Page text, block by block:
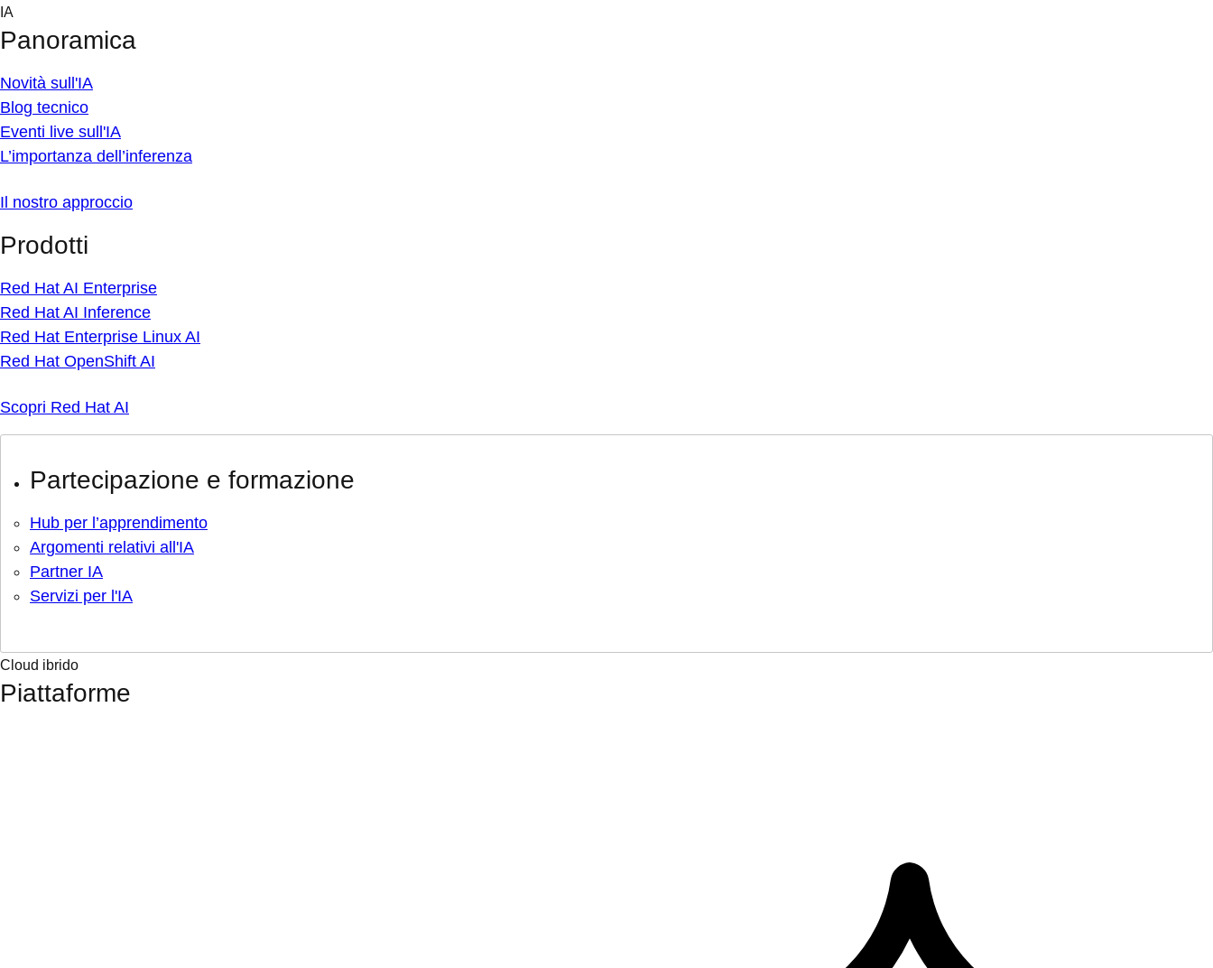
Skip
content
IA
Panoramica
Novità sull'IA
Blog tecnico
Eventi live sull'IA
L’importanza dell’inferenza
Il nostro approccio
Prodotti
Red Hat AI Enterprise
Red Hat AI Inference
Red Hat Enterprise Linux AI
Red Hat OpenShift AI
Scopri Red Hat AI
Partecipazione e formazione
Hub per l’apprendimento
Argomenti relativi all'IA
Partner IA
Servizi per l'IA
Cloud ibrido
Piattaforme